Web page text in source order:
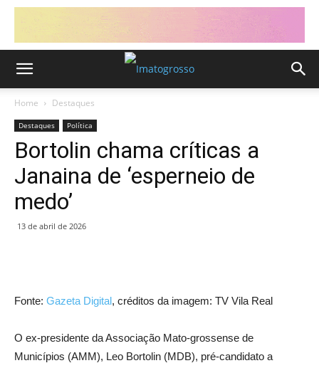
Home Destaques
Destaques Política
Bortolin chama críticas a
Janaina de ‘esperneio de
medo’
13 de abril de 2026
Fonte: Gazeta Digital, créditos da imagem: TV Vila Real
O ex-presidente da Associação Mato-grossense de
Municípios (AMM), Leo Bortolin (MDB), pré-candidato a